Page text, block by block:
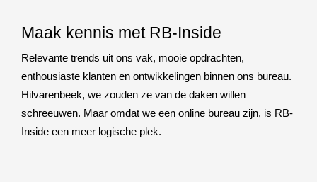
Maak kennis met RB-Inside
Relevante trends uit ons vak, mooie opdrachten,
enthousiaste klanten en ontwikkelingen binnen ons bureau.
Hilvarenbeek, we zouden ze van de daken willen
schreeuwen. Maar omdat we een online bureau zijn, is RB-
Inside een meer logische plek.